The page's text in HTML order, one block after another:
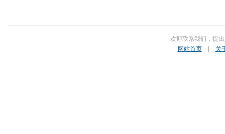
欢迎联系我们，提
网站首页| 关